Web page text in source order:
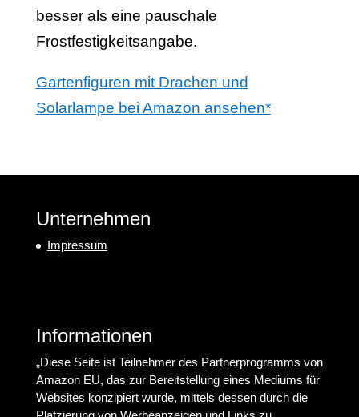
besser als eine pauschale
Frostfestigkeitsangabe.
Gartenfiguren mit Drachen und
Solarlampe bei Amazon ansehen*
Unternehmen
Impressum
Informationen
„Diese Seite ist Teilnehmer des Partnerprogramms von
Amazon EU, das zur Bereitstellung eines Mediums für
Websites konzipiert wurde, mittels dessen durch die